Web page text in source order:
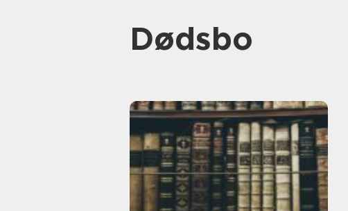
dødsbo